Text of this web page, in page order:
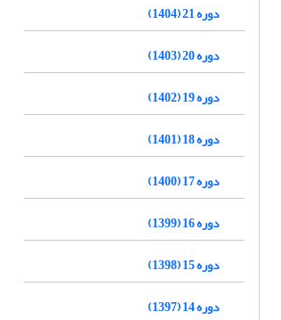
دوره 21 (1404)
دوره 20 (1403)
دوره 19 (1402)
دوره 18 (1401)
دوره 17 (1400)
دوره 16 (1399)
دوره 15 (1398)
دوره 14 (1397)